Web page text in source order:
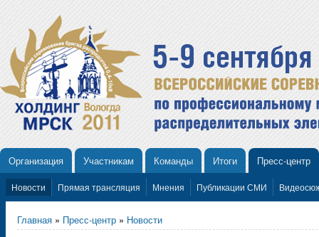
Организация Участникам Команды Итоги Пресс-центр
Новости Прямая трансляция Мнения Публикации СМИ
Главная » Пресс-центр » Новости